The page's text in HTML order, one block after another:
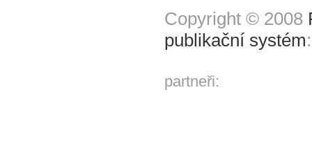
Copyright © 2008
publikační systém
partneři: